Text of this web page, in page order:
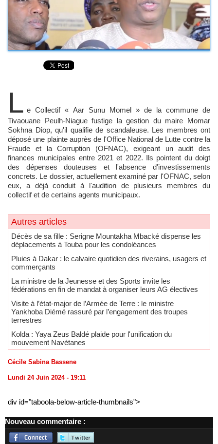
L e Collectif « Aar Sunu Momel » de la commune de
Tivaouane Peulh-Niague fustige la gestion du maire Momar
Sokhna Diop, qu'il qualifie de scandaleuse. Les membres ont
déposé une plainte auprès de l'Office National de Lutte contre la
Fraude et la Corruption (OFNAC), exigeant un audit des
finances municipales entre 2021 et 2022. Ils pointent du doigt
des dépenses douteuses et l'absence d'investissements
concrets. Le dossier, actuellement examiné par l'OFNAC, selon
eux, a déjà conduit à l'audition de plusieurs membres du
collectif et de certains agents municipaux.
Autres articles
Décès de sa fille : Serigne Mountakha Mbacké dispense les
déplacements à Touba pour les condoléances
Pluies à Dakar : le calvaire quotidien des riverains, usagers et
commerçants
La ministre de la Jeunesse et des Sports invite les
fédérations en fin de mandat à organiser leurs AG électives
Visite à l’état-major de l’Armée de Terre : le ministre
Yankhoba Diémé rassuré par l’engagement des troupes
terrestres
Kolda : Yaya Zeus Baldé plaide pour l'unification du
mouvement Navétanes
Cécile Sabina Bassene
Lundi 24 Juin 2024 - 19:11
div id="taboola-below-article-thumbnails">
Nouveau commentaire :